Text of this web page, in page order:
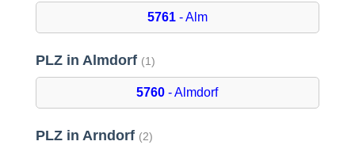
5761- Alm
PLZ in Almdorf (1)
5760 - Almdorf
PLZ in Arndorf (2)